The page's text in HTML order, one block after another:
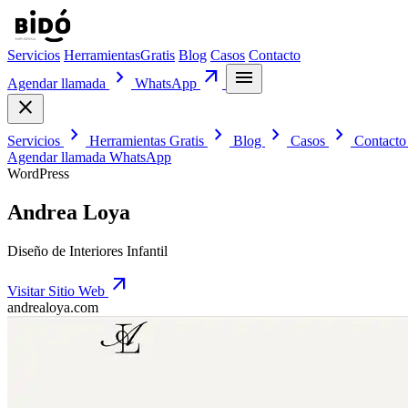
Servicios HerramientasGratis Blog Casos Contacto
Agendar llamada
chevron_right WhatsApp arrow_outward
menu
close
Servicios chevron_right Herramientas Gratis chevron_right Blog chevron_right Casos chevron_right Contacto
Agendar llamada WhatsApp
WordPress
Andrea Loya
Diseño de Interiores Infantil
Visitar Sitio Web arrow_outward
andrealoya.com